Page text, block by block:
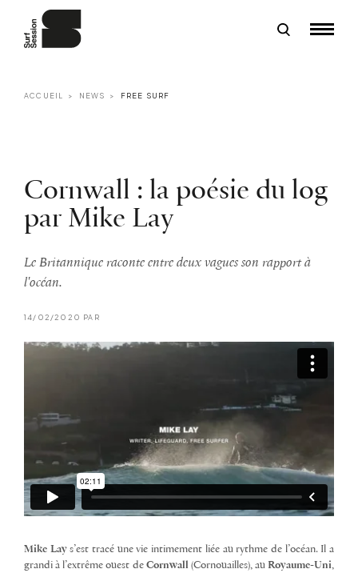
ACCUEIL NEWS FREE SURF
Cornwall : la poésie du log
par Mike Lay
Le Britannique raconte entre deux vagues son rapport à
l'océan.
14/02/2020 PAR
Mike Lays’est tracé une vie intimement liée au rythme de l’océan. Il a
grandi à l’extrême ouest de Cornwall (Cornouailles), au Royaume-Uni,